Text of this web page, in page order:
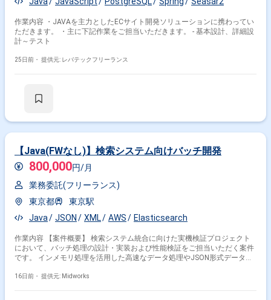
作業内容 ・JAVAを主力としたECサイト開発ソリューションに携わってい
ただきます。 ・主に下記作業をご担当いただきます。 - 基本設計、詳細設
計～テスト
25日前・ 提供元: レバテックフリーランス
【Java(FWなし)】検索システム向けバッチ開発
800,000円/月
業務委託(フリーランス)
東京都
東京駅
Java
JSON XML AWS Elasticsearch
作業内容 【案件概要】 検索システム統合に向けた実機検証プロジェクト
において、バッチ処理の設計・実装および性能検証をご担当いただく案件
です。 インメモリ処理を活用した高速なデータ処理やJSON形式データの
能の測定・分析を通じて、効率的なシステム構成の実現を支援していただ
16日前・ 提供元: Midworks